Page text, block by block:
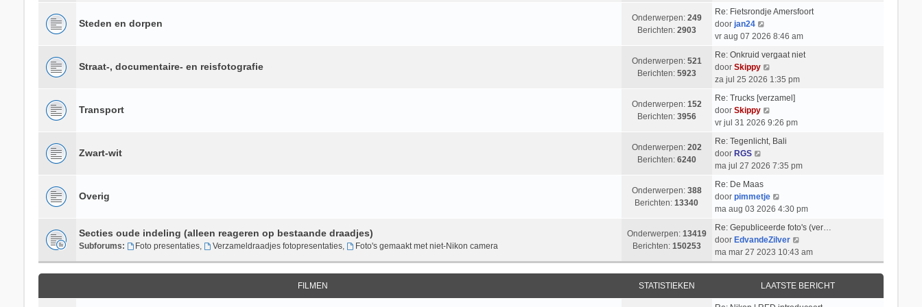
c
t
b
r
c
t
s
e
b
r
l
a
s
t
e
b
e
r
c
t
i
k
l
a
s
e
r
t
Steden en dorpen Onderwerpen: 249
Berichten: 2903
Re: Fietsrondje Amersfoort
door jan24
e
i
j
k
l
a
a
s
e
e
r
c
h
t
vr aug 07 2026 8:46 am
Straat-, documentaire- en reisfotografie Onderwerpen: 521
Berichten: 5923
Re: Onkruid vergaat niet
door Skippy
e
i
k
a
e
b
e
r
i
c
h
t
za jul 25 2026 1:35 pm
Transport Onderwerpen: 152
Berichten: 3956
Re: Trucks [verzamel]
door Skippy
e
k
a
a
s
t
e
e
vr jul 31 2026 9:26 pm
Zwart-wit Onderwerpen: 202
Berichten: 6240
Re: Tegenlicht, Bali
door RGS
e
i
j
k
l
a
a
t
s
t
e
ma jul 27 2026 7:35 pm
Overig Onderwerpen: 388
Berichten:13340
Re: De Maas
door pimmetje
e
i
j
k
a
ma aug 03 2026 4:30 pm
Secties oude indeling (alleen reageren op bestaande draadjes)
Subforums: Foto presentaties, Verzameldraadjes fotopresentaties, Foto's gemaakt met niet-Nikon camera
Onderwerpen: 13419
Berichten: 150253
Re: Gepubliceerde foto's (ver…
door EdvandeZilver
e
k
i
j
k
ma mar 27 2023 10:43 am
FILMEN STATISTIEKEN LAATSTE BERICHT